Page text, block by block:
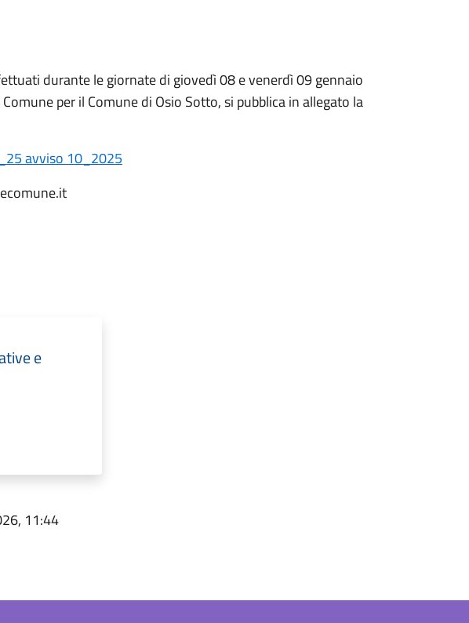
durante le giornate di giovedì 08 e venerdì 09 gennaio
per il Comune di Osio Sotto, si pubblica in allegato la
avviso 10_2025
e
11:44